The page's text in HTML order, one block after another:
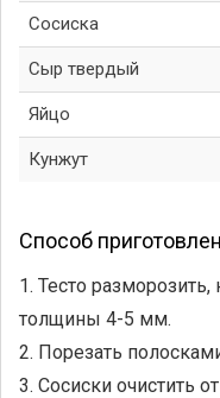
Сосиска
Сыр твердый
Яйцо
Кунжут
Способ
1. Тесто
толщины 4-5 мм.
2. Порезать
3. Сосиски очистить